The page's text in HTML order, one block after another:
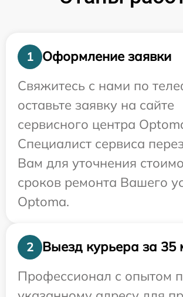
1
Оформление заявки
Свяжитесь с нами по
оставьте заявку на сайте
сервисного центра
Специалист сервиса
Вам для уточнения
сроков ремонта Вашего
Optoma.
2
Выезд курьера за 35
Профессионал с опытом